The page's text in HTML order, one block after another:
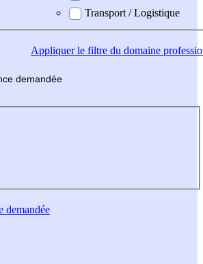
Transport / Logistique
Appliquerle filtre du domaine
demandée
demandée